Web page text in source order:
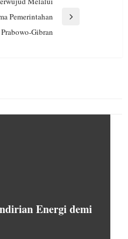
Pemerintahan
Prabowo-Gibran
Energi demi